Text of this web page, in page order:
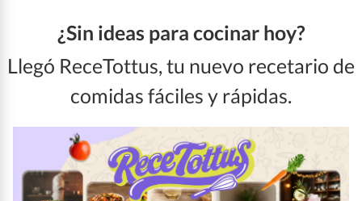
¿Sin ideas para cocinar hoy?
Llegó ReceTottus, tu nuevo recetario de
comidas fáciles y rápidas.